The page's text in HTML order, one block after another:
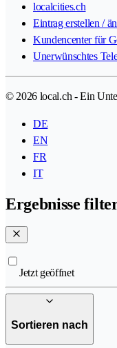
localcities.ch
Eintrag erstellen /
Kundencenter für
Unerwünschtes
© 2026 local.ch - Ein
DE
EN
FR
IT
Ergebnisse
Jetzt geöffnet
Sortieren nach